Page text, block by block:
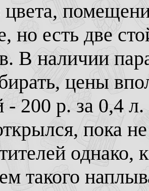
цвета,
но есть две
В наличии
цены
- 200 р. за 0,4
пока
однако,
такого